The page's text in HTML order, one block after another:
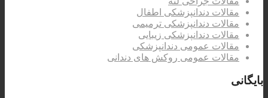
مقالات دندانپزشکی اطفال
مقالات دندانپزشکی ترمیمی
مقالات دندانپزشکی زیبایی
مقالات عمومی دندانپزشکی
مقالات عمومی روکش های دندانی
بایگانی